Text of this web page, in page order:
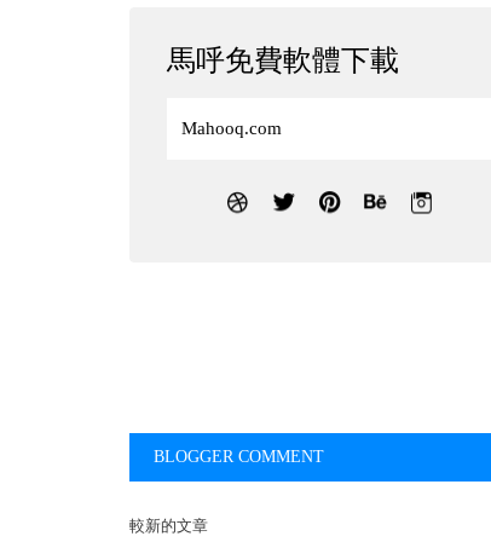
馬呼免費軟體下載
Mahooq.com
BLOGGER COMMENT
較新的文章